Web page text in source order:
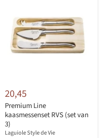
20,45
Premium Line
kaasmessenset RVS (set van
3)
Laguiole Style de Vie